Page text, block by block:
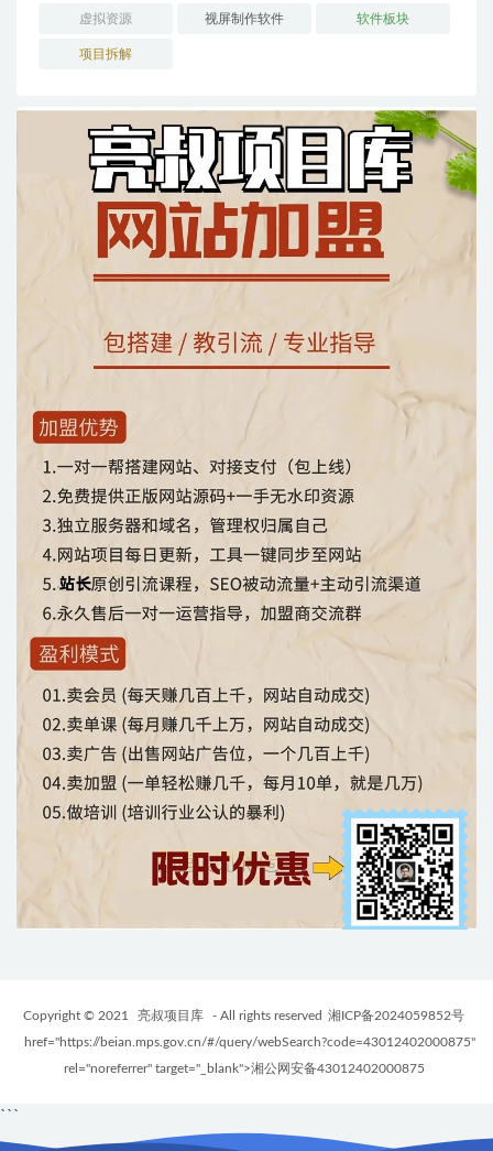
虚拟资源 视屏制作软件 软件板块
项目拆解
Copyright © 2021 亮叔项目库 - All rights reserved 湘ICP备2024059852号
href="https://beian.mps.gov.cn/#/query/webSearch?code=43012402000875"
rel="noreferrer" target="_blank">湘公网安备43012402000875
```